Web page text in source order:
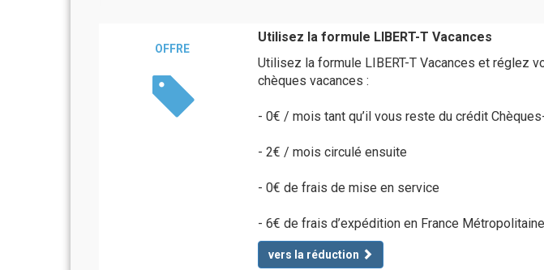
OFFRE
Utilisez la formule LIBERT-T Vacances
Utilisez la formule LIBERT-T Vacances et réglez
chèques vacances :
- 0€ / mois tant qu’il vous reste du crédit
- 2€ / mois circulé ensuite
- 0€ de frais de mise en service
- 6€ de frais d’expédition en France Métropolitaine
vers la réduction